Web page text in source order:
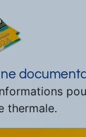
thermale.